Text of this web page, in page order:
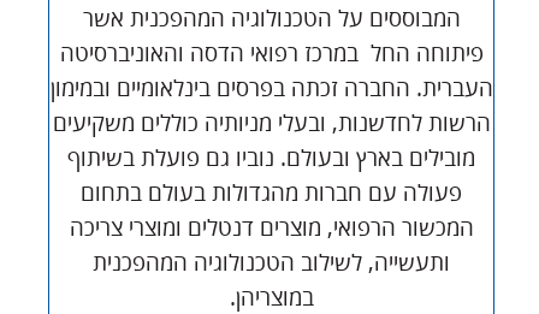
המבוססים על הטכנולוגיה המהפכנית אשר
פיתוחה החל במרכז רפואי הדסה והאוניברסיטה
העברית. החברה זכתה בפרסים בינלאומיים ובמימון
הרשות לחדשנות, ובעלי מניותיה כוללים משקיעים
מובילים בארץ ובעולם. נוביו גם פועלת בשיתוף
פעולה עם חברות מהגדולות בעולם בתחום
המכשור הרפואי, מוצרים דנטלים ומוצרי צריכה
ותעשייה, לשילוב הטכנולוגיה המהפכנית
במוצריהן.